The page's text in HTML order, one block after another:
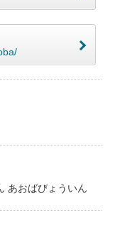
あおばびょういん